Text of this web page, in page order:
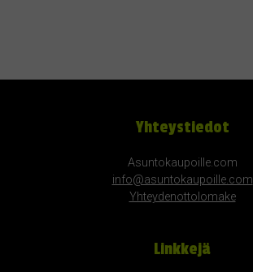
Yhteystiedot
Asuntokaupoille.com
info@asuntokaupoille.com
Yhteydenottolomake
Linkkejä